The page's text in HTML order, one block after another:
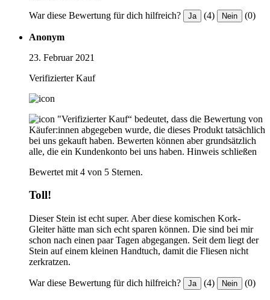
War diese Bewertung für dich hilfreich? Ja (4) Nein (0)
Anonym
23. Februar 2021
Verifizierter Kauf
"Verifizierter Kauf“ bedeutet, dass die Bewertung von
Käufer:innen abgegeben wurde, die dieses Produkt tatsächlich
bei uns gekauft haben. Bewerten können aber grundsätzlich
alle, die ein Kundenkonto bei uns haben. Hinweis schließen
Bewertet mit 4 von 5 Sternen.
Toll!
Dieser Stein ist echt super. Aber diese komischen Kork-
Gleiter hätte man sich echt sparen können. Die sind bei mir
schon nach einen paar Tagen abgegangen. Seit dem liegt der
Stein auf einem kleinen Handtuch, damit die Fliesen nicht
zerkratzen.
War diese Bewertung für dich hilfreich? Ja (4) Nein (0)